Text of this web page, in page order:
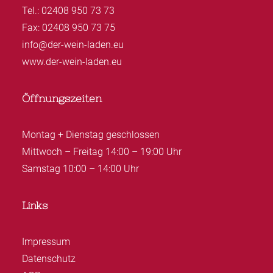
Tel.: 02408 950 73 73
Fax: 02408 950 73 75
info@der-wein-laden.eu
www.der-wein-laden.eu
Öffnungszeiten
Montag + Dienstag geschlossen
Mittwoch – Freitag 14:00 – 19:00 Uhr
Samstag 10:00 – 14:00 Uhr
Links
Impressum
Datenschutz